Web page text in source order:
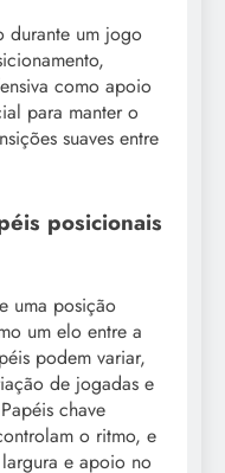
durante um jogo
como apoio
para manter o
suaves entre
posicionais
uma posição
um elo entre a
podem variar,
de jogadas e
chave
o ritmo, e
e apoio no